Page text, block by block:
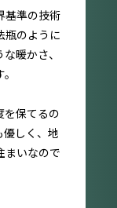
基準の技術
瓶のように
暖かさ、
を保てるの
優しく、地
まいなので